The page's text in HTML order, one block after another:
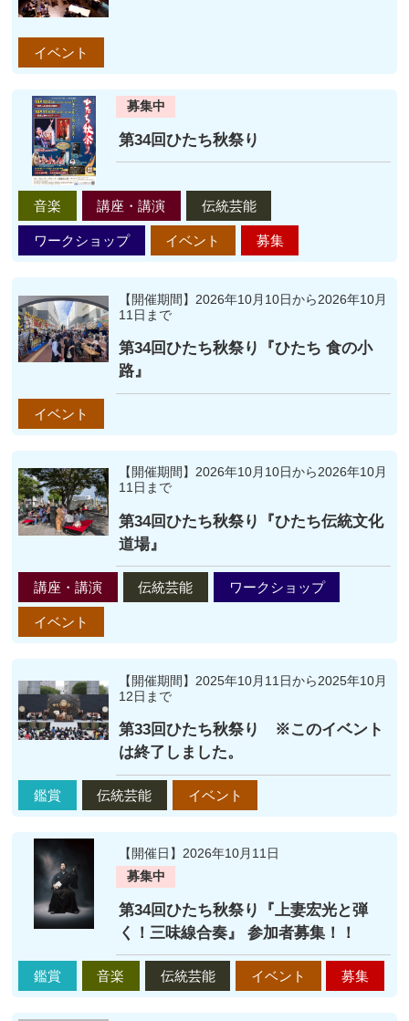
イベント
募集中
第34回ひたち秋祭り
音楽 講座・講演 伝統芸能
ワークショップ イベント 募集
【開催期間】2026年10月10日から2026年10月
11日まで
第34回ひたち秋祭り『ひたち 食の小
路』
イベント
【開催期間】2026年10月10日から2026年10月
11日まで
第34回ひたち秋祭り『ひたち伝統文化
道場』
講座・講演 伝統芸能 ワークショップ
イベント
【開催期間】2025年10月11日から2025年10月
12日まで
第33回ひたち秋祭り ※このイベント
は終了しました。
鑑賞 伝統芸能 イベント
【開催日】2026年10月11日
募集中
第34回ひたち秋祭り『上妻宏光と弾
く！三味線合奏』 参加者募集！！
鑑賞 音楽 伝統芸能 イベント 募集